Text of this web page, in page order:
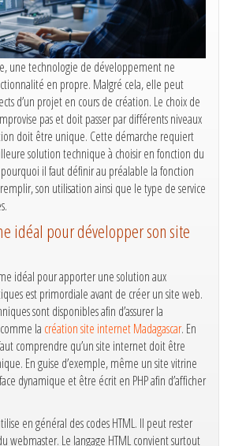
une technologie de développement ne
en propre. Malgré cela, elle peut
d’un projet en cours de création. Le choix de
pas et doit passer par différents niveaux
doit être unique. Cette démarche requiert
solution technique à choisir en fonction du
pourquoi il faut définir au préalable la fonction
son utilisation ainsi que le type de service
idéal pour développer son site
idéal pour apporter une solution aux
est primordiale avant de créer un site web.
sont disponibles afin d’assurer la
la création site internet Madagascar. En
comprendre qu’un site internet doit être
En guise d’exemple, même un site vitrine
dynamique et être écrit en PHP afin d’afficher
en général des codes HTML. Il peut rester
webmaster. Le langage HTML convient surtout